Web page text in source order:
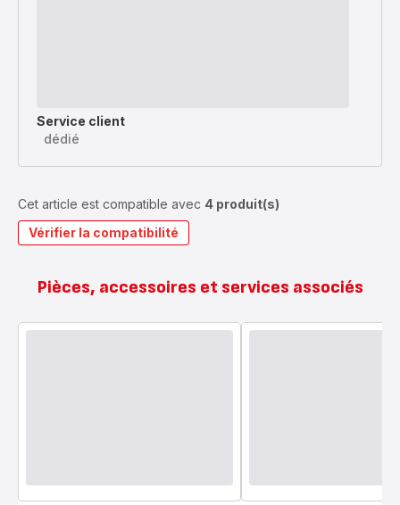
Service client
dédié
Cet article est compatible avec 4 produit(s)
Vérifier la compatibilité
Pièces, accessoires et services associés